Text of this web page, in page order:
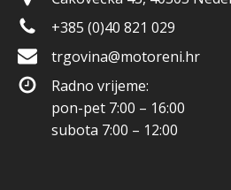
+385 (0)40 821 029
trgovina@motoreni.hr
Radno vrijeme:
pon-pet 7:00 – 16:00
subota 7:00 – 12:00